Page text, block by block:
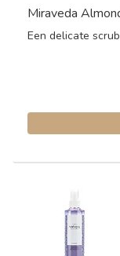
Miraveda
Een delicate